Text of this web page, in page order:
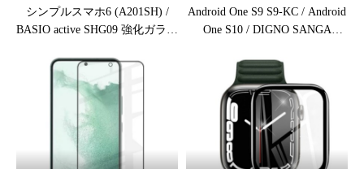
シンプルスマホ6 (A201SH) /
BASIO active SHG09 強化ガラス
Android One S9 S9-KC / Android
One S10 / DIGNO SANGA
フィルム